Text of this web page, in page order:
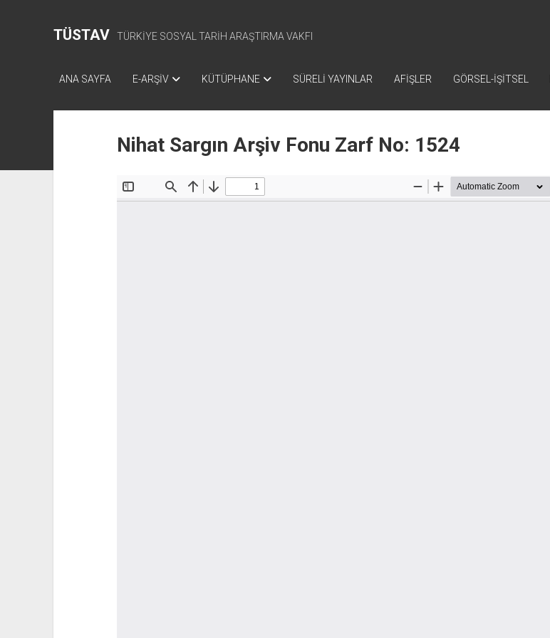
TÜSTAV TÜRKİYE SOSYAL TARİH ARAŞTIRMA VAKFI
ANA SAYFA E-ARŞİV KÜTÜPHANE SÜRELİ YAYINLAR AFİŞLER GÖRSEL-İŞİTSEL
Nihat Sargın Arşiv Fonu Zarf No: 1524